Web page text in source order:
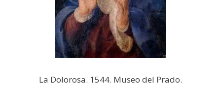
La Dolorosa. 1544. Museo del Prado.